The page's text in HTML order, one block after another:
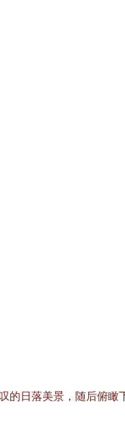
的日落美景，随后俯瞰